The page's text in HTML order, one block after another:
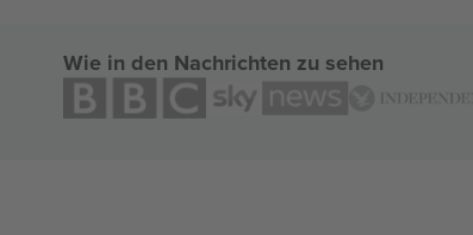
Wie in den Nachrichten zu sehen